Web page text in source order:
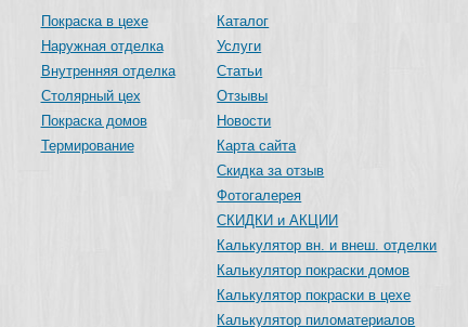
Покраска в цехе
Наружная отделка
Внутренняя отделка
Столярный цех
Покраска домов
Термирование
Каталог
Услуги
Статьи
Отзывы
Новости
Карта сайта
Скидка за отзыв
Фотогалерея
СКИДКИ и АКЦИИ
Калькулятор вн. и внеш. отделки
Калькулятор покраски домов
Калькулятор покраски в цехе
Калькулятор пиломатериалов